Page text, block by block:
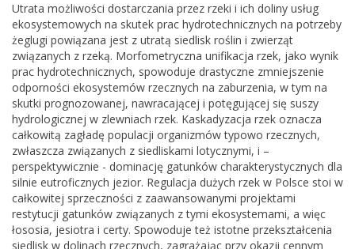
Utrata możliwości dostarczania przez rzeki i ich doliny usług
ekosystemowych na skutek prac hydrotechnicznych na potrzeby
żeglugi powiązana jest z utratą siedlisk roślin i zwierząt
związanych z rzeką. Morfometryczna unifikacja rzek, jako wynik
prac hydrotechnicznych, spowoduje drastyczne zmniejszenie
odporności ekosystemów rzecznych na zaburzenia, w tym na
skutki prognozowanej, nawracającej i potęgującej się suszy
hydrologicznej w zlewniach rzek. Kaskadyzacja rzek oznacza
całkowitą zagładę populacji organizmów typowo rzecznych,
zwłaszcza związanych z siedliskami lotycznymi, i –
perspektywicznie - dominację gatunków charakterystycznych dla
silnie eutroficznych jezior. Regulacja dużych rzek w Polsce stoi w
całkowitej sprzeczności z zaawansowanymi projektami
restytucji gatunków związanych z tymi ekosystemami, a więc
łososia, jesiotra i certy. Spowoduje też istotne przekształcenia
siedlisk w dolinach rzecznych, zagrażając przy okazji cennym